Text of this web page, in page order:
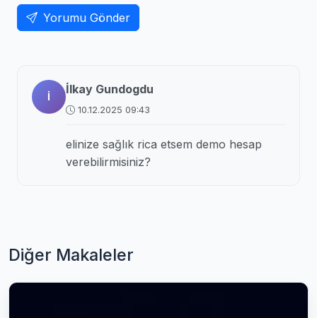
Yorumu Gönder
İ
İlkay Gundogdu
10.12.2025 09:43
elinize sağlık rica etsem demo hesap
verebilirmisiniz?
Diğer Makaleler